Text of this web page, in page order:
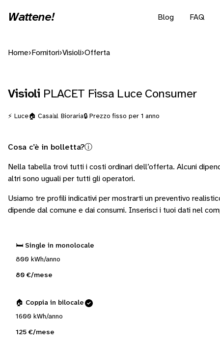
Wattene! Blog FAQ
Home› Fornitori›Visioli›Offerta
Visioli PLACET Fissa Luce Consumer
⚡ Luce🏠 Casa📊 Bioraria🔒 Prezzo fisso per 1 anno
Cosa c’è in bolletta?ⓘ
Nella tabella trovi tutti i costi ordinari dell’offerta. Alcuni
altri sono uguali per tutti gli operatori.
Usiamo tre profili indicativi per mostrarti un preventivo
dipende dal comune e dai consumi. Inserisci i tuoi dati nel
🛏️ Single in monolocale
800 kWh/anno
80 €/mese
🏠 Coppia in bilocale
1600 kWh/anno
125 €/mese